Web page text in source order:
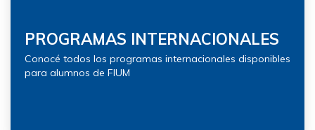
PROGRAMAS INTERNACIONALES
Conocé todos los programas internacionales disponibles
para alumnos de FIUM